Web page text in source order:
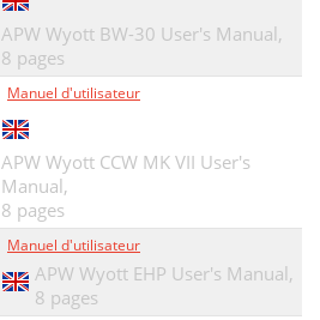
APW Wyott BW-30 User's Manual,
8 pages
Manuel d'utilisateur
APW Wyott CCW MK VII User's
Manual,
8 pages
Manuel d'utilisateur
APW Wyott EHP User's Manual,
8 pages